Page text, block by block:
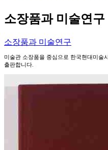
소장품과 미술연구
소장품과 미술연구
미술관 소장품을 중심으로 한국현대미술
출판합니다.